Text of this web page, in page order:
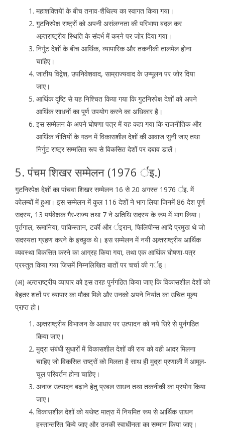
महाशक्तियेां के बीच तनाव-शैथिल्य का स्वागत किया गया।
गुटनिरपेक्ष राष्ट्रों को अपनी असंलग्नता की परिभाषा बदल कर
अन्र्तराष्ट्रीय स्थिति के संदर्भ में करने पर जोर दिया गया।
निर्गुट देशों के बीच आर्थिक, व्यापारिक और तकनीकी तालमेल होना
चाहिए।
जातीय विद्वेश, उपनिवेशवाद, साम्राज्यवाद के उन्मूलन पर जोर दिया
जाए।
आर्थिक दृष्टि से यह निश्चित किया गया कि गुटनिरपेक्ष देशों को अपने
आर्थिक साधनों का पूर्ण उपयोग करने का अधिकार है।
इस सम्मेलन के अपने घोषणा पत्र में यह कहा गया कि राजनीतिक और
आर्थिक नीतियों के गठन में विकासशील देशों की आवाज सुनी जाए तथा
निर्गुट राष्ट्र सम्मलित रूप से विकसित देशों पर दबाव डालें।
5. पंचम शिखर सम्मेलन (1976 र्इ.)
गुटनिरपेक्ष देशों का पांचवा शिखर सम्मेलन 16 से 20 अगस्त 1976 र्इ. में
कोलम्बों में हुआ। इस सम्मेलन में कुल 116 देशों ने भाग लिया जिनमें 86 देश पूर्ण
सदस्य, 13 पर्यवेक्षक गैर-राज्य तथा 7 ने अतिथि सदस्य के रूप में भाग लिया।
पुर्तगाल, रूमानिया, पाकिस्तान, टर्की और र्इरान, फिलिपीन्स आदि प्रमुख थे जो
सदस्यता ग्रहण करने के इच्छुक थे। इस सम्मेलन में नयी अन्र्तराष्ट्रीय आर्थिक
व्यवस्था विकसित करने का आग्रह किया गया, तथा एक आर्थिक घोषणा-पत्र
प्रस्तुत किया गया जिसमें निम्नलिखित बातों पर चर्चा की गर्इ।
(अ) अन्र्तराष्ट्रीय व्यापार को इस तरह पुर्नगठित किया जाए कि विकासशील देशों को
बेहतर शर्तो पर व्यापार का मौका मिले और उनको अपने निर्यात का उचित मूल्य
प्राप्त हो।
अन्र्तराष्ट्रीय विभाजन के आधार पर उत्पादन को नये सिरे से पुर्नगठित
किया जाए।
मुद्रा संबंधी सुधारों में विकासशील देशों की राय को वही आदर मिलना
चाहिए जो विकसित राष्ट्रों को मिलता है साथ ही मुद्रा प्रणाली में आमूल-
चूल परिवर्तन होना चाहिए।
अनाज उत्पादन बढ़ाने हेतु प्रबल साधन तथा तकनीकी का प्रयोग किया
जाए।
विकासशील देशों को यथेष्ट मात्रा में नियमित रूप से आर्थिक साधन
हस्तान्तरित किये जाए और उनकी स्वाधीनता का सम्मान किया जाए।